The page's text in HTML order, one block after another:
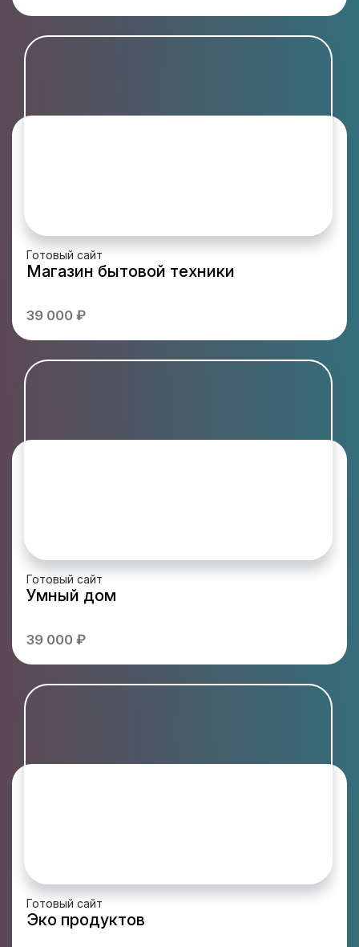
Готовый сайт
Магазин бытовой техники
39 000 ₽
Готовый сайт
Умный дом
39 000 ₽
Готовый сайт
Эко продуктов